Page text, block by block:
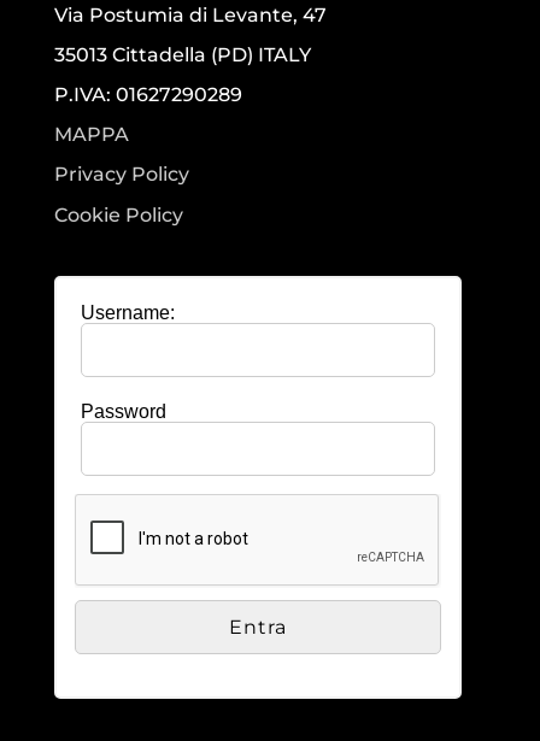
Via Postumia di Levante, 47
35013 Cittadella (PD) ITALY
P.IVA: 01627290289
MAPPA
Privacy Policy
Cookie Policy
Username:
Password